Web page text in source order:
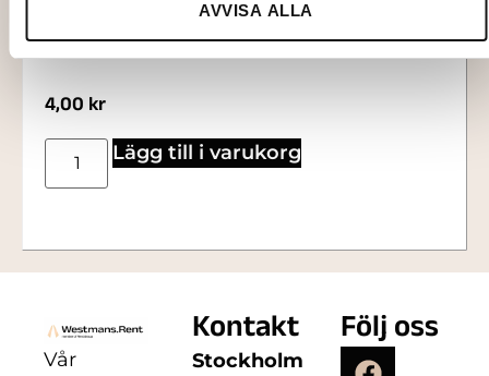
AVVISA ALLA
ALLGLAS, 28 cl
4,00 kr
Lägg till i varukorg
Vår
Kontakt
Stockholm
Följ oss